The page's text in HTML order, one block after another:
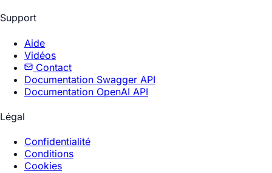
Support
Aide
Vidéos
Contact
Documentation Swagger API
Documentation OpenAI API
Légal
Confidentialité
Conditions
Cookies